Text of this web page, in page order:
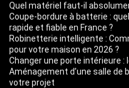
Quel matériel faut-il
Coupe-bordure à batterie :
rapide et fiable en France ?
Robinetterie intelligente :
pour votre maison en 2026 ?
Changer une porte intérieure
Aménagement d’une salle de
votre projet